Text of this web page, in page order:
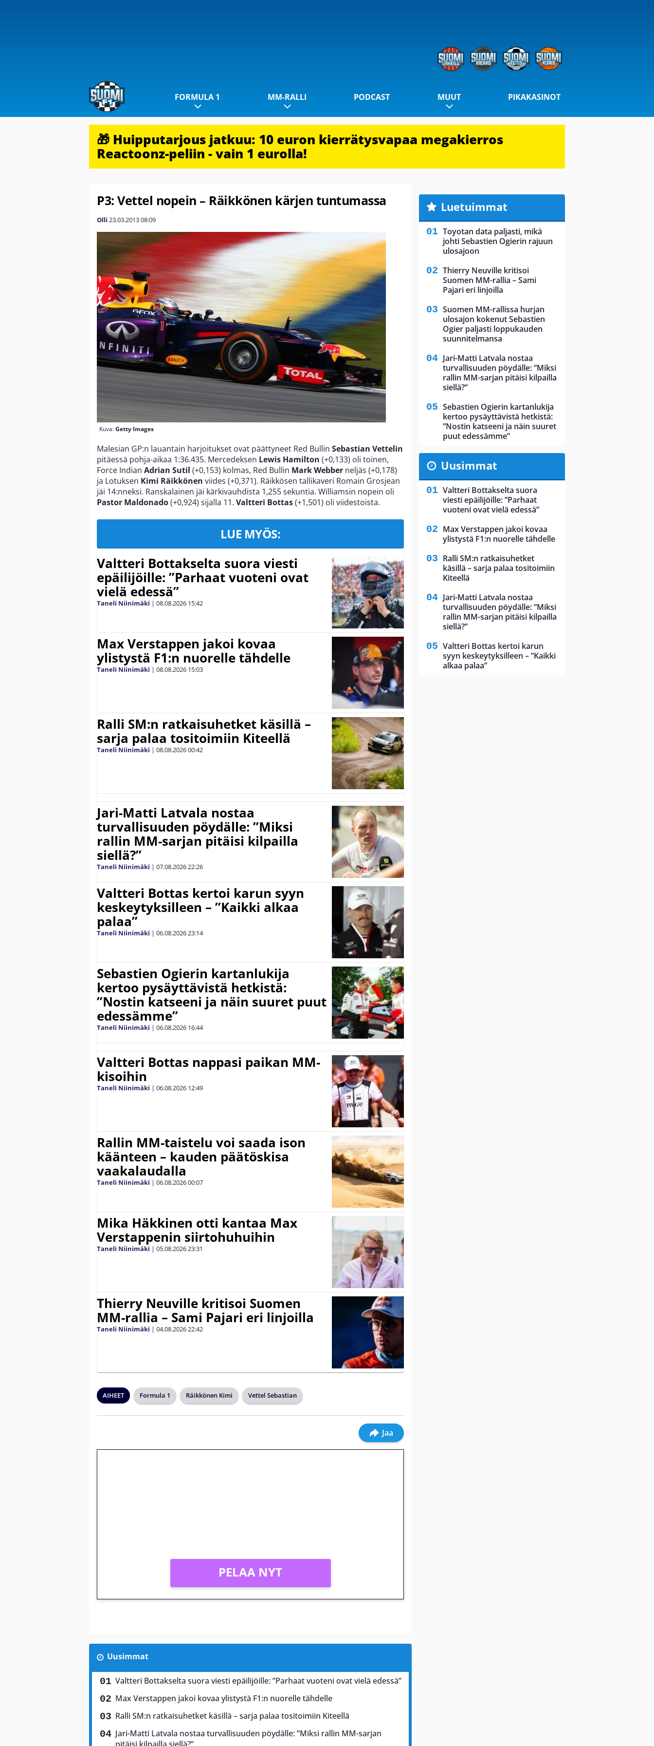
FORMULA 1 MM-RALLI PODCAST MUUT PIKAKASINOT
🎁 Huipputarjous jatkuu: 10 euron kierrätysvapaa megakierros
Reactoonz-peliin - vain 1 eurolla!
P3: Vettel nopein – Räikkönen kärjen tuntumassa
Olli 23.03.201308:09
Kuva:Getty Images
Malesian GP:n lauantain harjoitukset ovat päättyneet Red Bullin Sebastian Vettelin
pitäessä pohja-aikaa 1:36.435. Mercedeksen Lewis Hamilton (+0,133) oli toinen,
Force Indian Adrian Sutil (+0,153) kolmas, Red Bullin Mark Webber neljäs (+0,178)
ja Lotuksen Kimi Räikkönen viides (+0,371). Räikkösen tallikaveri Romain Grosjean
jäi 14:nneksi. Ranskalainen jäi kärkivauhdista 1,255 sekuntia. Williamsin nopein oli
Pastor Maldonado(+0,924) sijalla 11. Valtteri Bottas(+1,501) oli viidestoista.
LUE MYÖS:
Valtteri Bottakselta suora viesti
epäilijöille: ”Parhaat vuoteni ovat
vielä edessä”
Taneli Niinimäki | 08.08.2026 15:42
Max Verstappen jakoi kovaa
ylistystä F1:n nuorelle tähdelle
Taneli Niinimäki | 08.08.2026 15:03
Ralli SM:n ratkaisuhetket käsillä –
sarja palaa tositoimiin Kiteellä
Taneli Niinimäki | 08.08.202600:42
Jari-Matti Latvala nostaa
turvallisuuden pöydälle: ”Miksi
rallin MM-sarjan pitäisi kilpailla
siellä?”
Taneli Niinimäki | 07.08.202622:26
Valtteri Bottas kertoi karun syyn
keskeytyksilleen – ”Kaikki alkaa
palaa”
Taneli Niinimäki | 06.08.202623:14
Sebastien Ogierin kartanlukija
kertoo pysäyttävistä hetkistä:
”Nostin katseeni ja näin suuret puut
edessämme”
Taneli Niinimäki | 06.08.2026 16:44
Valtteri Bottas nappasi paikan MM-
kisoihin
Taneli Niinimäki | 06.08.2026 12:49
Rallin MM-taistelu voi saada ison
käänteen – kauden päätöskisa
vaakalaudalla
Taneli Niinimäki | 06.08.202600:07
Mika Häkkinen otti kantaa Max
Verstappenin siirtohuhuihin
Taneli Niinimäki | 05.08.202623:31
Thierry Neuville kritisoi Suomen
MM-rallia – Sami Pajari eri linjoilla
Taneli Niinimäki | 04.08.202622:42
AIHEET Formula 1 Räikkönen Kimi Vettel Sebastian
Jaa
PELAA NYT
Uusimmat
Valtteri Bottakselta suora viesti epäilijöille: ”Parhaat vuoteni ovat vielä edessä”
Max Verstappen jakoi kovaa ylistystä F1:n nuorelle tähdelle
Ralli SM:n ratkaisuhetket käsillä – sarja palaa tositoimiin Kiteellä
Jari-Matti Latvala nostaa turvallisuuden pöydälle: ”Miksi rallin MM-sarjan
Luetuimmat
Toyotan data paljasti, mikä
johti Sebastien Ogierin rajuun
ulosajoon
Thierry Neuville kritisoi
Suomen MM-rallia – Sami
Pajari eri linjoilla
Suomen MM-rallissa hurjan
ulosajon kokenut Sebastien
Ogier paljasti loppukauden
suunnitelmansa
Jari-Matti Latvala nostaa
turvallisuuden pöydälle: ”Miksi
rallin MM-sarjan pitäisi kilpailla
siellä?”
Sebastien Ogierin kartanlukija
kertoo pysäyttävistä hetkistä:
”Nostin katseeni ja näin suuret
puut edessämme”
Uusimmat
Valtteri Bottakselta suora
viesti epäilijöille: ”Parhaat
vuoteni ovat vielä edessä”
Max Verstappen jakoi kovaa
ylistystä F1:n nuorelle tähdelle
Ralli SM:n ratkaisuhetket
käsillä – sarja palaa tositoimiin
Kiteellä
Jari-Matti Latvala nostaa
turvallisuuden pöydälle: ”Miksi
rallin MM-sarjan pitäisi kilpailla
siellä?”
Valtteri Bottas kertoi karun
syyn keskeytyksilleen – ”Kaikki
alkaa palaa”